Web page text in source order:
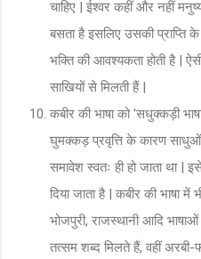
चाहिए | ईश्वर कहीं और नहीं
बसता है इसलिए उसकी प्राप्ति
भक्ति की आवश्यकता होती है |
साखियों से मिलती हैं |
कबीर की भाषा को 'सधुक्कड़ी
घुमक्कड़ प्रवृत्ति के कारण साधुओं
समावेश स्वतः ही हो जाता था |
दिया जाता है | कबीर की भाषा में
भोजपुरी, राजस्थानी आदि
तत्सम शब्द मिलते हैं, वहीं अरबी-